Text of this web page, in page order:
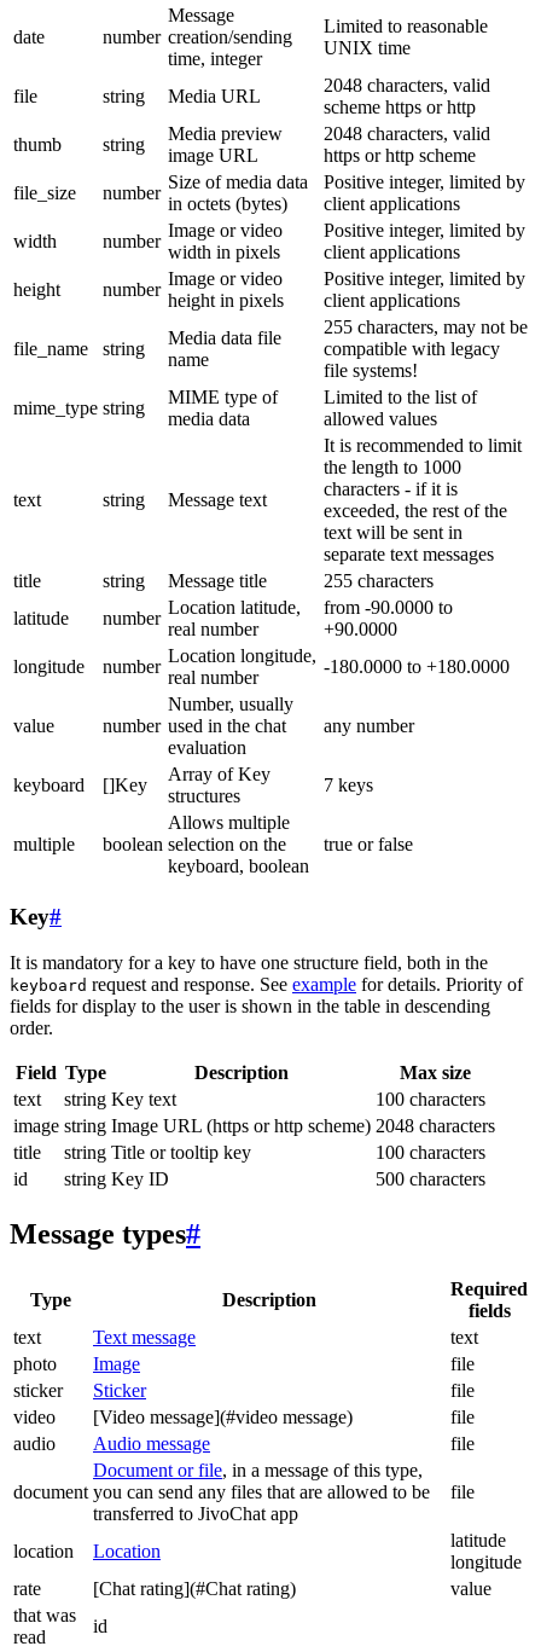
date number
Message
creation/sending
time, integer
Limited to reasonable
UNIX time
file string Media URL
2048 characters, valid
scheme https or http
thumb
string
Media preview
image URL
2048 characters, valid
https or http scheme
file_size
number
Size of media data
in octets (bytes)
Positive integer, limited by
client applications
width
number
Image or video
width in pixels
Positive integer, limited by
client applications
height
number
Image or video
height in pixels
Positive integer, limited by
client applications
file_name string
Media data file
name
255 characters, may not be
compatible with legacy
file systems!
mime_type string
MIME type of
media data
Limited to the list of
allowed values
text string Message text
It is recommended to limit
the length to 1000
characters - if it is
exceeded, the rest of the
text will be sent in
separate text messages
title
string Message title
255 characters
latitude
number
Location latitude,
real number
from -90.0000 to
+90.0000
longitude
number
Location longitude,
real number
-180.0000 to +180.0000
value number
Number, usually
used in the chat
evaluation
any number
keyboard []Key
Array of Key
structures
7 keys
multiple boolean
Allows multiple
selection on the
keyboard, boolean
true or false
Key#
It is mandatory for a key to have one structure field, both in the
keyboard request and response. See example for details. Priority of
fields for display to the user is shown in the table in descending
order.
Field Type Description
Max size
text
string Key text
100 characters
image string Image URL (https or http scheme) 2048 characters
title
string Title or tooltip key
100 characters
id
string Key ID 500 characters
Message types#
Type Description
Required
fields
text
Text message
text
photo
Image
file
sticker
Sticker
file
video
[Video message](#video message)
file
audio
Audio message file
document
Document or file, in a message of this type,
you can send any files that are allowed to be
transferred to JivoChat app
file
location Location
latitude
longitude
rate
[Chat rating](#Chat rating)
value
that was
read
id